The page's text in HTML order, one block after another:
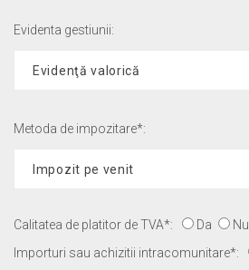
Evidenta gestiunii:
Metoda de impozitare*:
Calitatea de platitor de TVA*: Da
Nu
Importuri sau achizitii intracomunitare*: